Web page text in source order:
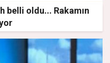
oldu... Rakamın